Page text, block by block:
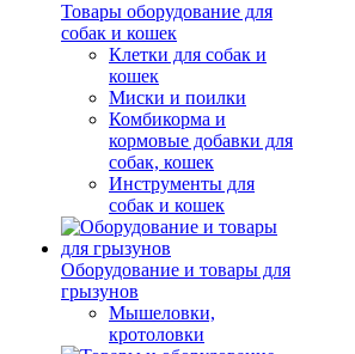
Товары оборудование для
собак и кошек
Клетки для собак и
кошек
Миски и поилки
Комбикорма и
кормовые добавки для
собак, кошек
Инструменты для
собак и кошек
Оборудование и товары для
грызунов
Мышеловки,
кротоловки